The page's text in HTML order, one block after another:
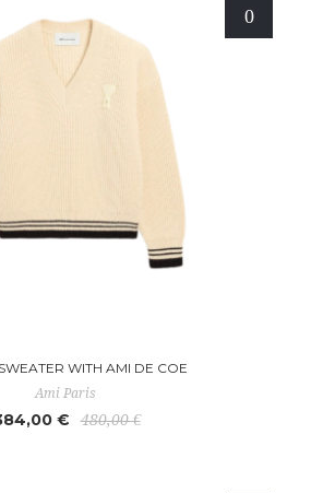
WITH AMI DE COE
Ami Paris
€ 480,00 €